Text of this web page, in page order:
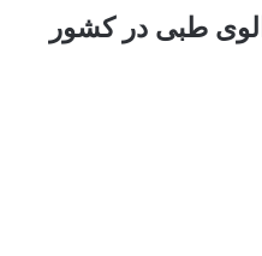
طبی در کشور